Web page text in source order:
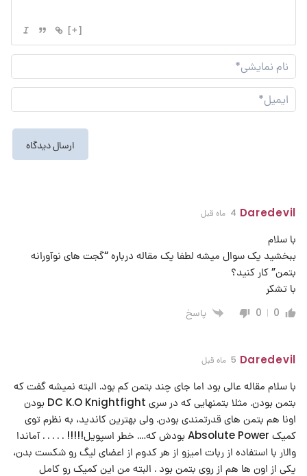
[+]
نام
Daredevil 4 ماه قبل
با سلام
ببخشید یک سوال میشه لطفا یک مقاله درباره “گجت های نوآورانه
بتمن” کار کنید؟
با تشکر
0
0 پاسخ
Daredevil 5 ماه قبل
با سلام مقاله عالی بود اما جای چند بتمن کم بود. البته نمیشه گفت که
بتمن بودن. مثلا بتمنهایی که در سری DC K.O Knightfight بودن
اونا هم بتمن های قدرتمندی بودن. ولی بهترین کاندید، به نظرم توی
کمیک Absolute Power بودش که…. خطر اسپویل!!!!! . . . . . آماندا
والار با استفاده از ربات امیزو از هر کدوم از اعضای لیگ رو شکست بدن،
یکی از اون ها هم از روی بتمن بود . البته من این کمیک رو کامل